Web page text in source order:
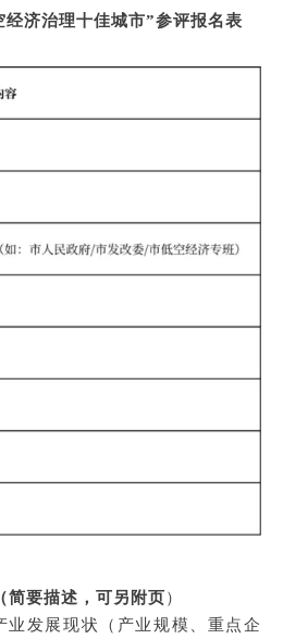
济治理十佳城市”参评报名表
简要描述，可另附页）
业发展现状（产业规模、重点企